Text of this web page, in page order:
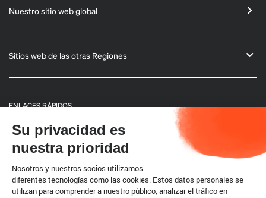
Nuestro sitio web global
Sitios web de las otras Regiones
ENLACES RÁPIDOS
Informaciones generales
Boletín
Código terrestre
Su privacidad es
nuestra prioridad
Nosotros y nuestros socios utilizamos
diferentes tecnologías como las cookies. Estos datos personales se
utilizan para comprender a nuestro público, analizar el tráfico en